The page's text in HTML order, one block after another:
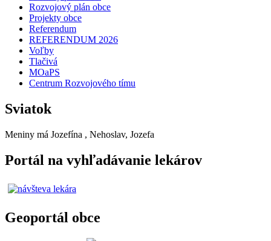
Rozvojový plán obce
Projekty obce
Referendum
REFERENDUM 2026
Voľby
Tlačivá
MOaPS
Centrum Rozvojového tímu
Sviatok
Meniny má Jozefína , Nehoslav, Jozefa
Portál na vyhľadávanie lekárov
Geoportál obce